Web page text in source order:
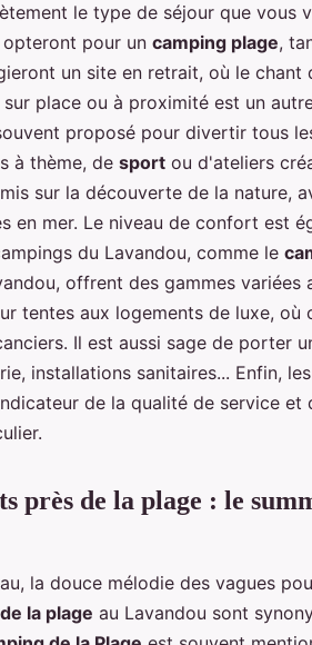
le type de séjour que vous
pour un camping plage,
un site en retrait, où le chant
sur place ou à proximité est un
proposé pour divertir tous
à thème, de sport ou d'ateliers
sur la découverte de la nature,
en mer. Le niveau de confort est
du Lavandou, comme le
offrent des gammes variées
tentes aux logements de luxe, où
Il est aussi sage de porter
installations sanitaires... Enfin,
de la qualité de service et
près de la plage : le
la douce mélodie des vagues
la plage au Lavandou sont